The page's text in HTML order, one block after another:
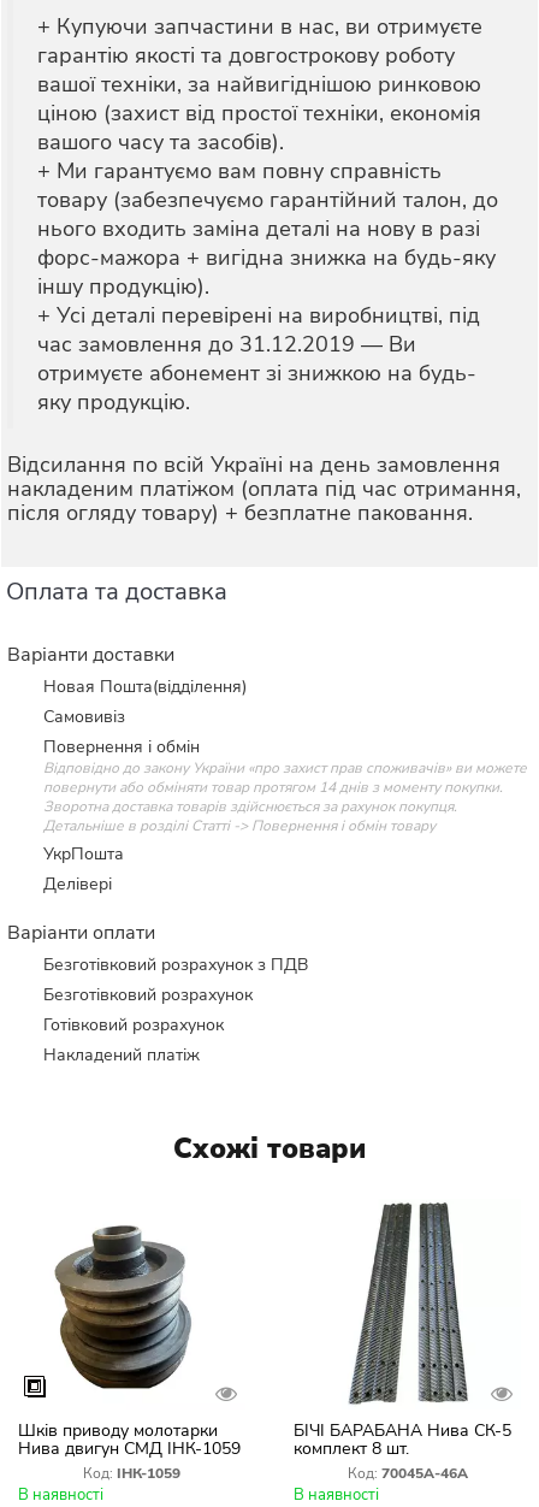
+ Купуючи запчастини в нас, ви отримуєте
гарантію якості та довгострокову роботу
вашої техніки, за найвигіднішою ринковою
ціною (захист від простої техніки, економія
вашого часу та засобів).
+ Ми гарантуємо вам повну справність
товару (забезпечуємо гарантійний талон, до
нього входить заміна деталі на нову в разі
форс-мажора + вигідна знижка на будь-яку
іншу продукцію).
+ Усі деталі перевірені на виробництві, під
час замовлення до 31.12.2019 — Ви
отримуєте абонемент зі знижкою на будь-
яку продукцію.
Відсилання по всій Україні на день замовлення
накладеним платіжом (оплата під час отримання,
після огляду товару) + безплатне паковання.
Оплата та доставка
Варіанти доставки
Новая Пошта(відділення)
Самовивіз
Повернення і обмін
Відповідно до закону України «про захист прав споживачів» ви можете
повернути або обміняти товар протягом 14 днів з моменту покупки.
Зворотна доставка товарів здійснюється за рахунок покупця.
Детальніше в розділі Статті -> Повернення і обмін товару
УкрПошта
Делівері
Варіанти оплати
Безготівковий розрахунок з ПДВ
Безготівковий розрахунок
Готівковий розрахунок
Накладений платіж
Схожі товари
Шків приводу молотарки
Нива двигун СМД ІНК-1059
Код: ІНК-1059
В наявності
БІЧІ БАРАБАНА Нива СК-5
комплект 8 шт.
Код: 70045А-46А
В наявності